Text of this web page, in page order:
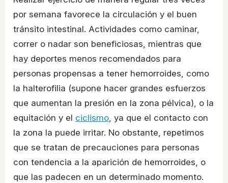
por semana favorece la circulación y el buen
tránsito intestinal. Actividades como caminar,
correr o nadar son beneficiosas, mientras que
hay deportes menos recomendados para
personas propensas a tener hemorroides, como
la halterofilia (supone hacer grandes esfuerzos
que aumentan la presión en la zona pélvica), o la
equitación y el ciclismo, ya que el contacto con
la zona la puede irritar. No obstante, repetimos
que se tratan de precauciones para personas
con tendencia a la aparición de hemorroides, o
que las padecen en un determinado momento.